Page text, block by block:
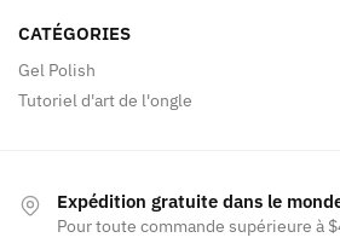
CATÉGORIES
Gel Polish
Tutoriel d'art de l'ongle
Expédition gratuite dans le
Pour toute commande supérieure à